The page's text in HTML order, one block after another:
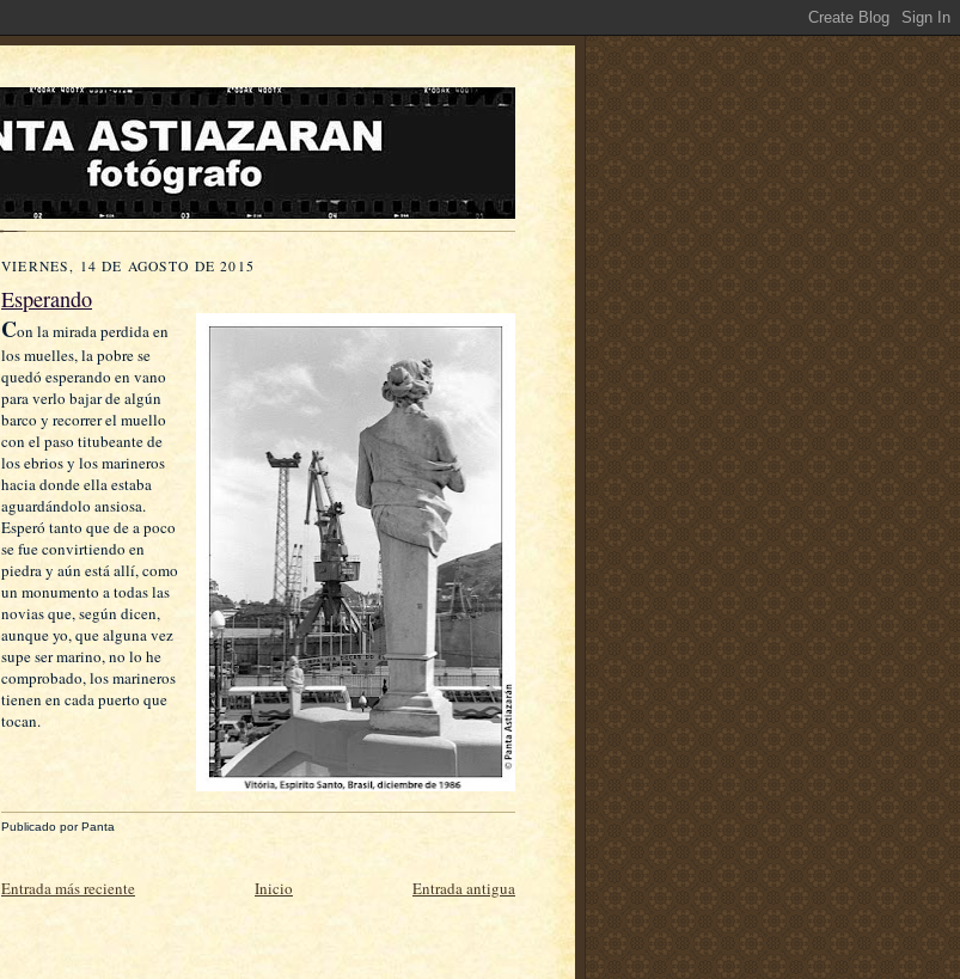
VIERNES, 14 DE AGOSTO DE 2015
Esperando
Con la mirada perdida en
los muelles, la pobre se
quedó esperando en vano
para verlo bajar de algún
barco y recorrer el muello
con el paso titubeante de
los ebrios y los marineros
hacia donde ella estaba
aguardándolo ansiosa.
Esperó tanto que de a poco
se fue convirtiendo en
piedra y aún está allí, como
un monumento a todas las
novias que, según dicen,
aunque yo, que alguna vez
supe ser marino, no lo he
comprobado, los marineros
tienen en cada puerto que
tocan.
Publicado porPanta
Entrada más reciente Entrada antigua
Inicio